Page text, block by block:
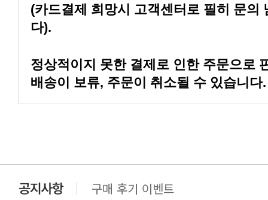
다).
배송이 보류, 주문이 취소될 수 있습니다.
클린 공장명 변경